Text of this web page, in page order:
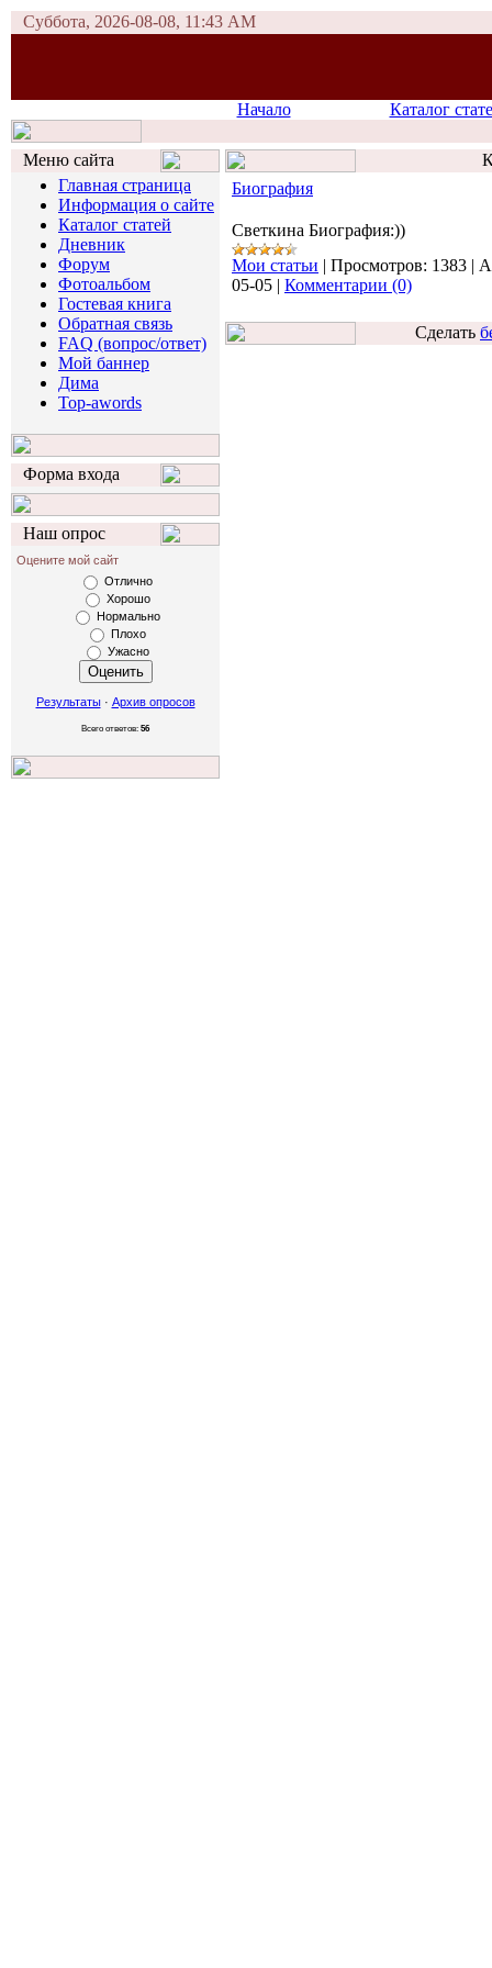
Суббота, 2026-08-08, 11:43 AM
Начало Каталог
Меню сайта
Главная страница
Информация о сайте
Каталог статей
Дневник
Форум
Фотоальбом
Гостевая книга
Обратная связь
FAQ (вопрос/ответ)
Мой баннер
Дима
Top-awords
Форма входа
Наш опрос
Оцените мой сайт
Отлично
Хорошо
Нормально
Плохо
Ужасно
Результаты· Архив опросов
Всего ответов: 56
Биография
Светкина Биография:))
Мои статьи | Просмотров: 1383 |
05-05 | Комментарии (0)
Сделать